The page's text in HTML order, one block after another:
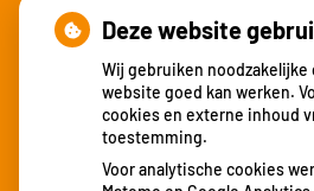
Nieuws
Locatie Heerlen verhuisd
15 jarig jubileum
Deze website
Wij gebruiken noodzakelijke
website goed kan werken.
cookies en externe inhoud
toestemming.
Voor analytische cookies